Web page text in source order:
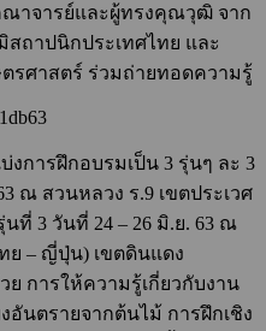
ณาจารย์และผู้ทรงคุณวุฒิ จาก
ถาปนิกประเทศไทย และ
รศาสตร์ ร่วมถ่ายทอดความรู้
งการฝึกอบรมเป็น 3 รุ่นๆ ละ 3
ณ สวนหลวง ร.9 เขตประเวศ
นที่ 3 วันที่ 24 – 26 มิ.ย. 63 ณ
ย – ญี่ปุ่น) เขตดินแดง
การให้ความรู้เกี่ยวกับงาน
อันตรายจากต้นไม้ การฝึกเชิง